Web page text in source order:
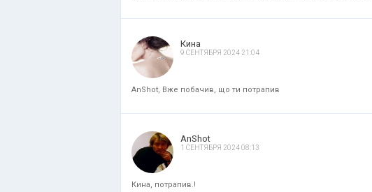
Кина
9 СЕНТЯБРЯ 2024 21:04
AnShot, Вже побачив, що ти потрапив
AnShot
1 СЕНТЯБРЯ 2024 08:13
Кина, потрапив.!